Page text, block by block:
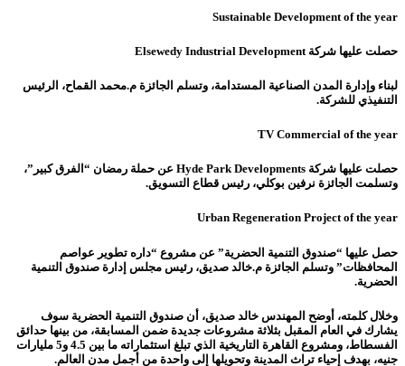
Sustainable Development of the year
حصلت عليها شركة Elsewedy Industrial Development
لبناء وإدارة المدن الصناعية المستدامة، وتسلم الجائزة م.محمد القماح، الرئيس
التنفيذي للشركة.
TV Commercial of the year
حصلت عليها شركة Hyde Park Developments عن حملة رمضان “الفرق كبير”،
وتسلمت الجائزة نرفين بوكلي، رئيس قطاع التسويق.
Urban Regeneration Project of the year
حصل عليها “صندوق التنمية الحضرية” عن مشروع “داره تطوير عواصم
المحافظات” وتسلم الجائزة م.خالد صديق، رئيس مجلس إدارة صندوق التنمية
الحضرية.
وخلال كلمته، أوضح المهندس خالد صديق، أن صندوق التنمية الحضرية سوف
يشارك في العام المقبل بثلاثة مشروعات جديدة ضمن المسابقة، من بينها حدائق
الفسطاط، ومشروع القاهرة التاريخية الذي تبلغ استثماراته ما بين 4.5 و5 مليارات
جنيه، بهدف إحياء تراث المدينة وتحويلها إلى واحدة من أجمل مدن العالم.